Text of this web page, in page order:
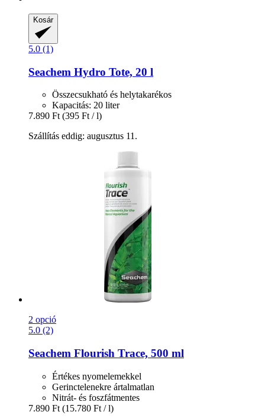
Kosár
5.0 (1)
Seachem Hydro Tote, 20 l
Összecsukható és helytakarékos
Kapacitás: 20 liter
7.890 Ft (395 Ft / l)
Szállítás eddig: augusztus 11.
2 opció
5.0 (2)
Seachem Flourish Trace, 500 ml
Értékes nyomelemekkel
Gerinctelenekre ártalmatlan
Nitrát- és foszfátmentes
7.890 Ft (15.780 Ft / l)